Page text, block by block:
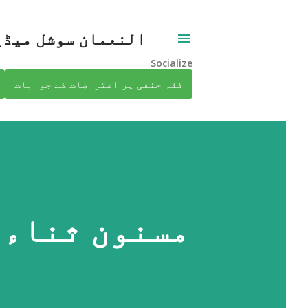
النعمان سوشل
Socialize
فقہ حنفی پر اعتراضات کے جوابات
مسنون